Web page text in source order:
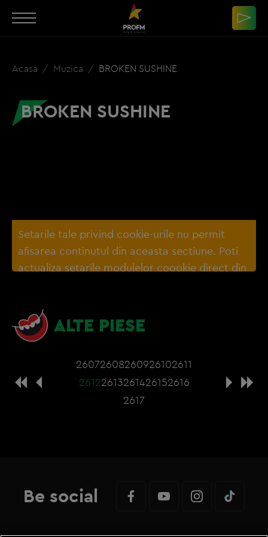
Acasa Muzica BROKEN SUSHINE
BROKEN SUSHINE
Setarile tale privind cookie-urile nu permit
afisarea continutul din aceasta sectiune. Poti
actualiza setarile modulelor coookie direct din
ALTE PIESE
26072608260926102611
26122613261426152616
2617
Be social